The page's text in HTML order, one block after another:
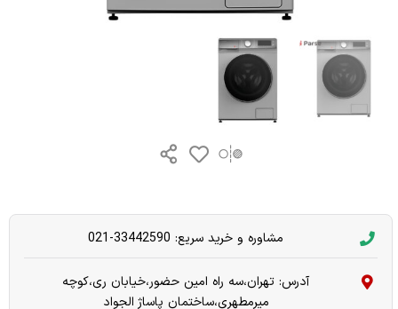
مشاوره و خرید سریع: 33442590-021
آدرس: تهران،سه راه امین حضور،خیابان ری،کوچه
میرمطهری،ساختمان پاساژ الجواد